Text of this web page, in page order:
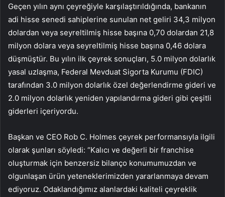
Geçen yılın aynı çeyreğiyle karşılaştırıldığında, bankanın
adi hisse senedi sahiplerine sunulan net geliri 34,3 milyon
dolardan veya seyreltilmiş hisse başına 0,70 dolardan 21,8
milyon dolara veya seyreltilmiş hisse başına 0,46 dolara
düşmüştür. Bu yılın ilk çeyrek sonuçları, 5.0 milyon dolarlık
yasal uzlaşma, Federal Mevduat Sigorta Kurumu (FDIC)
tarafından 3.0 milyon dolarlık özel değerlendirme gideri ve
2.0 milyon dolarlık yeniden yapılandırma gideri gibi çeşitli
giderleri içeriyordu.
Başkan ve CEO Rob C. Holmes çeyrek performansıyla ilgili
olarak şunları söyledi: “Kalıcı ve değerli bir franchise
oluşturmak için benzersiz bilanço konumumuzdan ve
olgunlaşan ürün yeteneklerimizden yararlanmaya devam
ediyoruz. Odaklandığımız alanlardaki kaliteli çeyreklik